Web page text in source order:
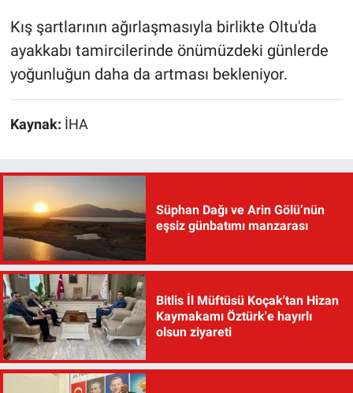
Kış şartlarının ağırlaşmasıyla birlikte Oltu'da
ayakkabı tamircilerinde önümüzdeki günlerde
yoğunluğun daha da artması bekleniyor.
Kaynak: İHA
Süphan Dağı ve Arin Gölü’nün
eşsiz günbatımı manzarası
Bitlis İl Müftüsü Koçak'tan Hizan
Kaymakamı Öztürk'e hayırlı
olsun ziyareti